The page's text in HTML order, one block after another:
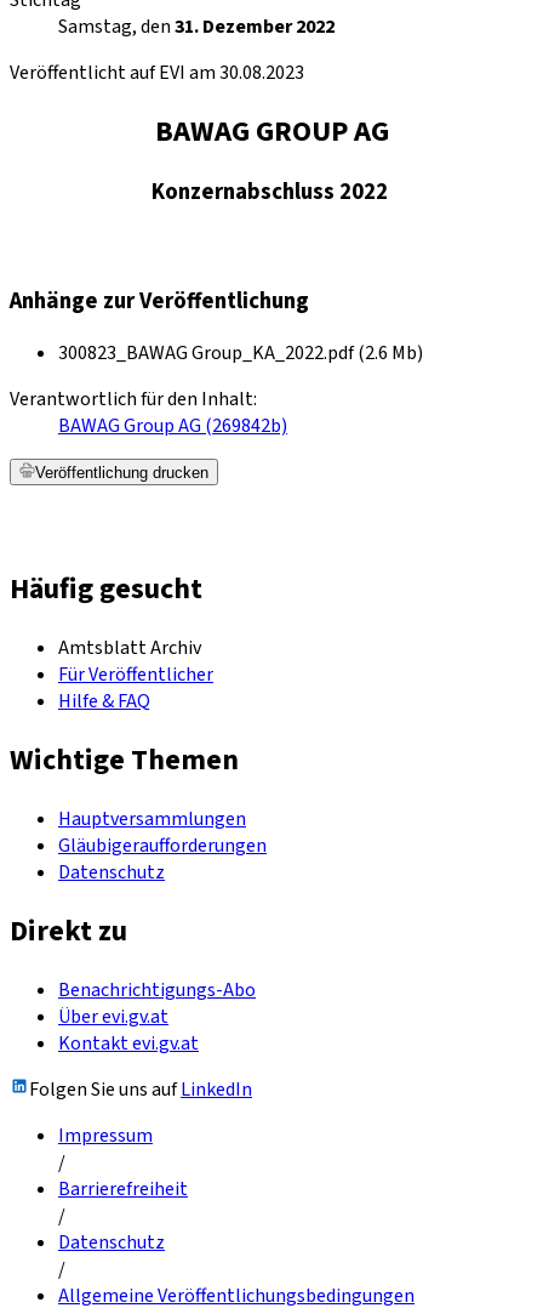
Samstag, den31. Dezember 2022
Veröffentlicht auf EVI am 30.08.2023
BAWAG GROUP AG
Konzernabschluss 2022
Anhänge zur Veröffentlichung
300823_BAWAG Group_KA_2022.pdf (2.6 Mb)
Verantwortlich für den Inhalt:
BAWAG Group AG (269842b)
Veröffentlichung drucken
Häufig gesucht
Amtsblatt Archiv
Für Veröffentlicher
Hilfe & FAQ
Wichtige Themen
Hauptversammlungen
Gläubigeraufforderungen
Datenschutz
Direkt zu
Benachrichtigungs-Abo
Über evi.gv.at
Kontakt evi.gv.at
Folgen Sie uns aufLinkedIn
Impressum
/
Barrierefreiheit
/
Datenschutz
/
Allgemeine Veröffentlichungsbedingungen